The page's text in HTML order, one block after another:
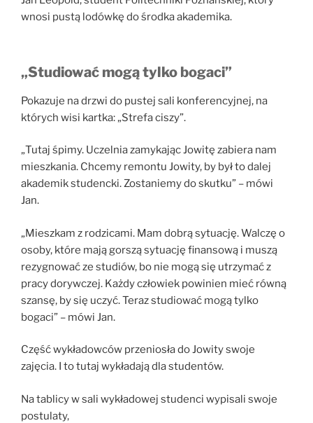
wnosi pustą lodówkę do środka akademika.
„Studiować mogą tylko bogaci”
Pokazuje na drzwi do pustej sali konferencyjnej, na
których wisi kartka: „Strefa ciszy”.
„Tutaj śpimy. Uczelnia zamykając Jowitę zabiera nam
mieszkania. Chcemy remontu Jowity, by był to dalej
akademik studencki. Zostaniemy do skutku” – mówi
Jan.
„Mieszkam z rodzicami. Mam dobrą sytuację. Walczę o
osoby, które mają gorszą sytuację finansową i muszą
rezygnować ze studiów, bo nie mogą się utrzymać z
pracy dorywczej. Każdy człowiek powinien mieć równą
szansę, by się uczyć. Teraz studiować mogą tylko
bogaci” – mówi Jan.
Część wykładowców przeniosła do Jowity swoje
zajęcia. I to tutaj wykładają dla studentów.
Na tablicy w sali wykładowej studenci wypisali swoje
postulaty,